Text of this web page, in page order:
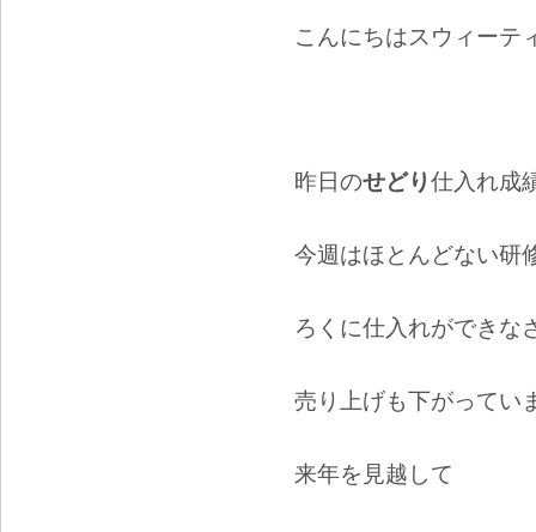
こんにちはスウィーテ
昨日のせどり仕入れ
今週はほとんどない研
ろくに仕入れができな
売り上げも下がってい
来年を見越して